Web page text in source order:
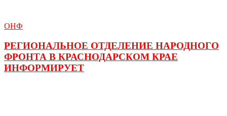
ОНФ
РЕГИОНАЛЬНОЕ ОТДЕЛЕНИЕ НАРОДНОГО
ФРОНТА В КРАСНОДАРСКОМ КРАЕ
ИНФОРМИРУЕТ